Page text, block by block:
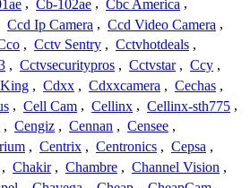
, Cb-102ae , Cbc America ,
Ccd Ip Camera , Ccd Video Camera ,
, Cctv Sentry , Cctvhotdeals ,
, Cctvsecuritypros , Cctvstar , Ccy ,
, Cdxx , Cdxxcamera , Cechas ,
, Cell Cam , Cellinx , Cellinx-sth775 ,
, Cengiz , Cennan , Censee ,
, Centrix , Centronics , Cepsa ,
, Chakir , Chambre , Channel Vision ,